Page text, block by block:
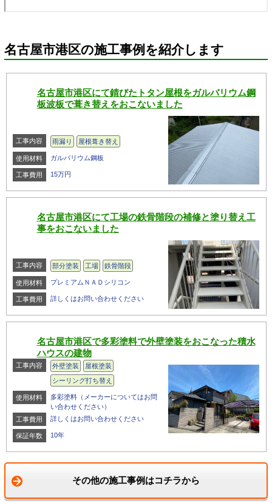
名古屋市港区の施工事例を紹介します
名古屋市港区にて錆びたトタン屋根をガルバリウム鋼
板波板で葺き替えをおこないました
工事内容 雨漏り 屋根葺き替え
使用材料 ガルバリウム鋼板
工事費用 15万円
名古屋市港区にて工場の鉄骨階段の補修と塗り替え工
事をおこないました
工事内容 部分塗装 工場 鉄骨階段
使用材料 プレミアムＮＡＤシリコン
工事費用 詳しくはお問い合わせください
名古屋市港区で多彩塗料で外壁塗装をおこなった積水
ハウスの建物
工事内容 外壁塗装
屋根塗装
シーリング打ち替え
使用材料
多彩塗料（メーカーについてはお問
い合わせください）
工事費用
詳しくはお問い合わせください
保証年数 10年
その他の施工事例はコチラから